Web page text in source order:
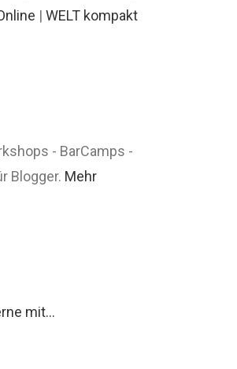
| WELT kompakt
- BarCamps -
Blogger. Mehr
mit...